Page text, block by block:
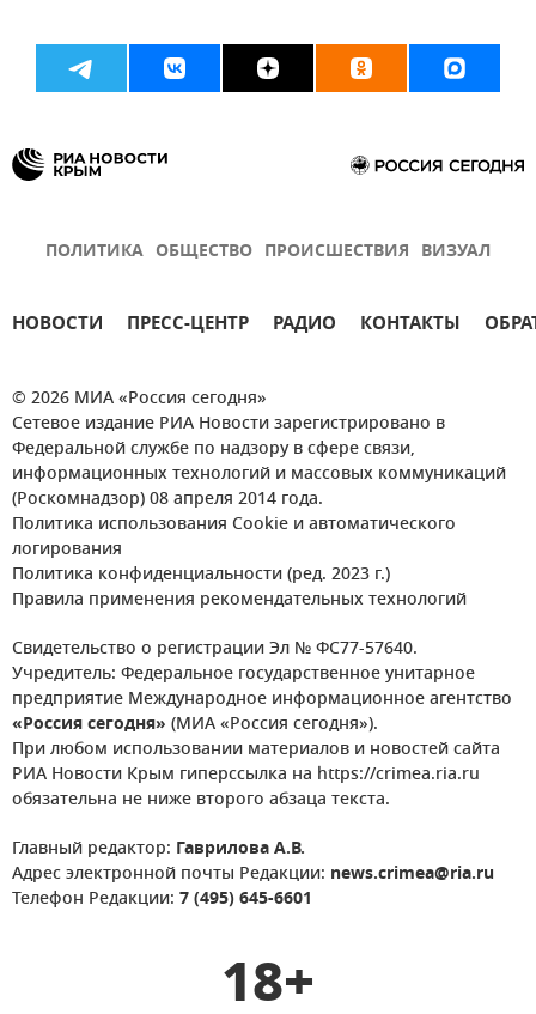
ПОЛИТИКА ОБЩЕСТВО ПРОИСШЕСТВИЯ ВИЗУАЛ
НОВОСТИ ПРЕСС-ЦЕНТР РАДИО КОНТАКТЫ
© 2026 МИА «Россия сегодня»
Сетевое издание РИА Новости зарегистрировано в
Федеральной службе по надзору в сфере связи,
информационных технологий и массовых коммуникаций
(Роскомнадзор) 08 апреля 2014 года.
Политика использования Cookie и автоматического
логирования
Политика конфиденциальности (ред. 2023 г.)
Правила применения рекомендательных технологий
Свидетельство о регистрации Эл № ФС77-57640.
Учредитель: Федеральное государственное унитарное
предприятие Международное информационное агентство
«Россия сегодня» (МИА «Россия сегодня»).
При любом использовании материалов и новостей сайта
РИА Новости Крым гиперссылка на https://crimea.ria.ru
обязательна не ниже второго абзаца текста.
Главный редактор: Гаврилова А.В.
Адрес электронной почты Редакции: news.crimea@ria.ru
Телефон Редакции: 7 (495) 645-6601
18+